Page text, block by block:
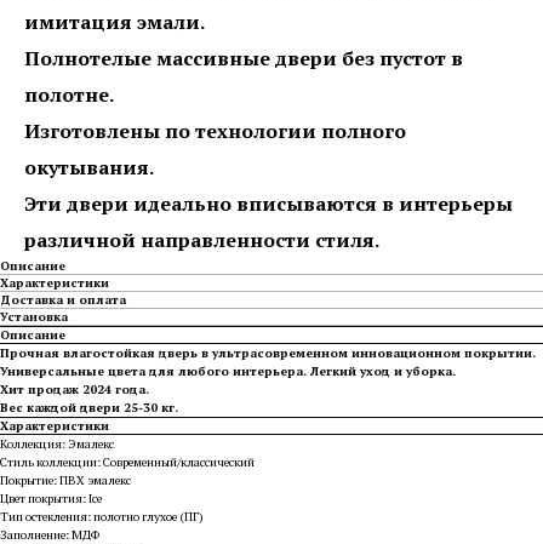
имитация эмали.
Полнотелые массивные двери без пустот в
полотне.
Изготовлены по технологии полного
окутывания.
Эти двери идеально вписываются в интерьеры
различной направленности стиля.
Описание
Характеристики
Доставка и оплата
Установка
Описание
Прочная влагостойкая дверь в ультрасовременном инновационном покрытии.
Универсальные цвета для любого интерьера. Легкий уход и уборка.
Хит продаж 2024 года.
Вес каждой двери 25-30 кг.
Характеристики
Коллекция: Эмалекс
Стиль коллекции: Современный/классический
Покрытие: ПВХ эмалекс
Цвет покрытия: Ice
Тип остекления: полотно глухое (ПГ)
Заполнение: МДФ